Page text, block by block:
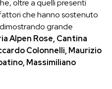
oltre a quelli presenti
che hanno sostenuto
grande
Alpen Rose, Cantina
Colonnelli, Maurizio
Massimiliano